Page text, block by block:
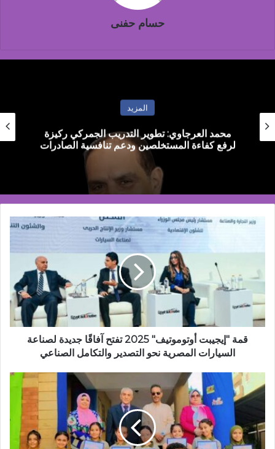
حسام حفنى
القاهرة تستضيف أول ملتقى دولي في أفريقيا
لمناقشة تأثيرات تغير المناخ في هندسة الرياح
قمة
لصناعة
السيارات
المصرية
والتكامل
الصناعي
قمة "إيجيبت أوتوموتيف" 2025 تفتح آفاقًا جديدة لصناعة
السيارات المصرية نحو التصدير والتكامل الصناعي
مدرسة
نبع
طلابها
المتفوقين